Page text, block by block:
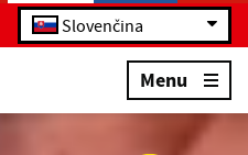
Slovenčina
Menu